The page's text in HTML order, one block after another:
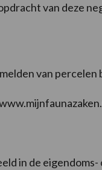
van deze
van percelen
in de